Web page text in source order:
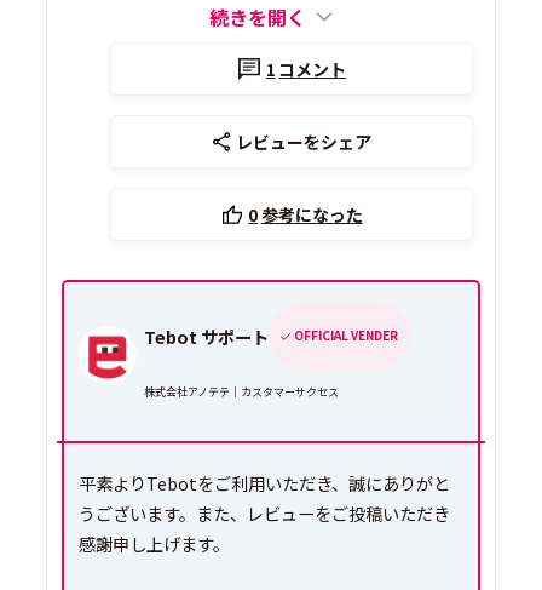
続きを開く
1 コメント
レビューをシェア
0参考になった
Tebot サポート OFFICIAL VENDER
株式会社アノテテ｜カスタマーサクセス
平素よりTebotをご利用いただき、誠にありがと
うございます。また、レビューをご投稿いただき
感謝申し上げます。